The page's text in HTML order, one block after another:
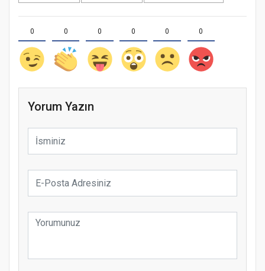
0 0 0 0 0 0
Yorum Yazın